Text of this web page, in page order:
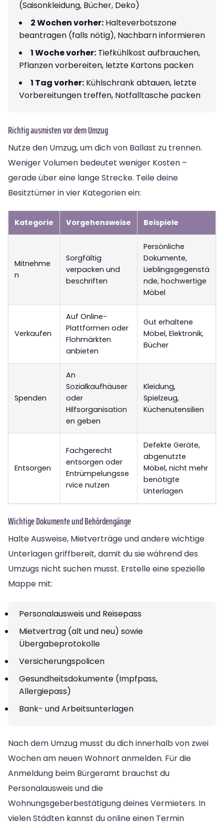
(Saisonkleidung, Bücher, Deko)
2 Wochen vorher: Halteverbotszone
beantragen (falls nötig), Nachbarn informieren
1 Woche vorher: Tiefkühlkost aufbrauchen,
Pflanzen vorbereiten, letzte Kartons packen
1 Tag vorher: Kühlschrank abtauen, letzte
Vorbereitungen treffen, Notfalltasche packen
Richtig ausmisten vor dem Umzug
Nutze den Umzug, um dich von Ballast zu trennen.
Weniger Volumen bedeutet weniger Kosten –
gerade über eine lange Strecke. Teile deine
Besitztümer in vier Kategorien ein:
Kategorie Vorgehensweise Beispiele
Mitnehme
n
Sorgfältig
verpacken und
beschriften
Persönliche
Dokumente,
Lieblingsgegenstä
nde, hochwertige
Möbel
Verkaufen
Auf Online-
Plattformen oder
Flohmärkten
anbieten
Gut erhaltene
Möbel, Elektronik,
Bücher
Spenden
An
Sozialkaufhäuser
oder
Hilfsorganisation
en geben
Kleidung,
Spielzeug,
Küchenutensilien
Entsorgen
Fachgerecht
entsorgen oder
Entrümpelungsse
rvice nutzen
Defekte Geräte,
abgenutzte
Möbel, nicht mehr
benötigte
Unterlagen
Wichtige Dokumente und Behördengänge
Halte Ausweise, Mietverträge und andere wichtige
Unterlagen griffbereit, damit du sie während des
Umzugs nicht suchen musst. Erstelle eine spezielle
Mappe mit:
Personalausweis und Reisepass
Mietvertrag (alt und neu) sowie
Übergabeprotokolle
Versicherungspolicen
Gesundheitsdokumente (Impfpass,
Allergiepass)
Bank- und Arbeitsunterlagen
Nach dem Umzug musst du dich innerhalb von zwei
Wochen am neuen Wohnort anmelden. Für die
Anmeldung beim Bürgeramt brauchst du
Personalausweis und die
Wohnungsgeberbestätigung deines Vermieters. In
vielen Städten kannst du online einen Termin